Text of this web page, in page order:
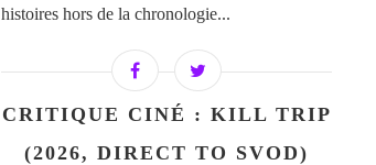
histoires hors de la chronologie...
CRITIQUE CINÉ : KILL TRIP
(2026, DIRECT TO SVOD)